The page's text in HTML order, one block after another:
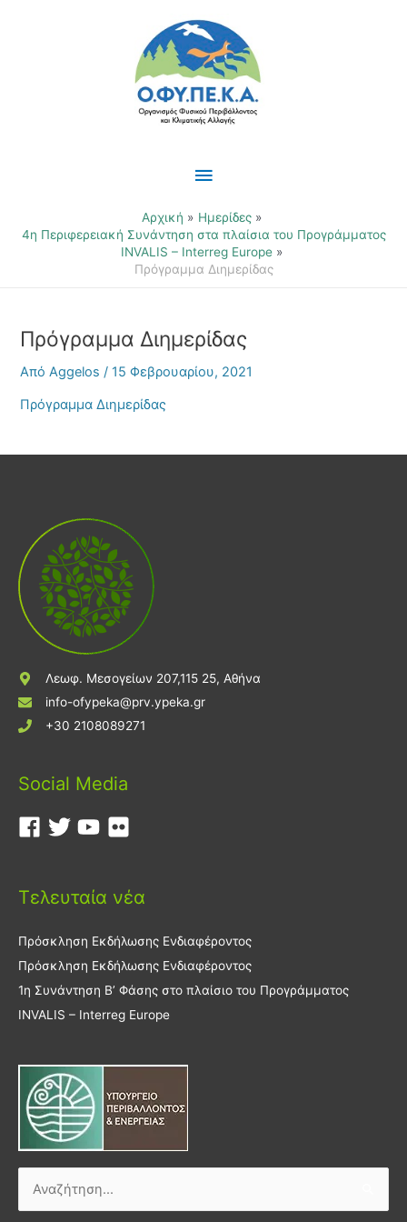
Κύριο
Μενού
Αρχική
Ημερίδες
4η Περιφερειακή Συνάντηση στα πλαίσια του Προγράμματος
INVALIS – Interreg Europe
Πρόγραμμα Διημερίδας
Πρόγραμμα Διημερίδας
ΑπόAggelos/15 Φεβρουαρίου, 2021
Πρόγραμμα Διημερίδας
Λεωφ. Μεσογείων 207,115 25, Αθήνα
info-ofypeka@prv.ypeka.gr
+30 2108089271
Social Media
Τελευταία νέα
Πρόσκληση Εκδήλωσης Ενδιαφέροντος
Πρόσκληση Εκδήλωσης Ενδιαφέροντος
1η Συνάντηση Β’ Φάσης στο πλαίσιο του Προγράμματος
INVALIS – Interreg Europe
Αναζήτηση